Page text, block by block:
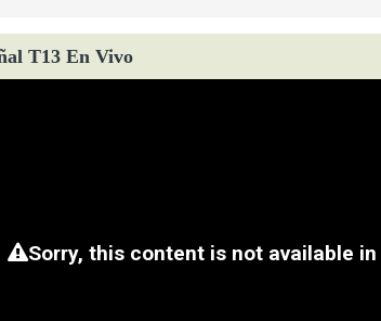
T13 En Vivo